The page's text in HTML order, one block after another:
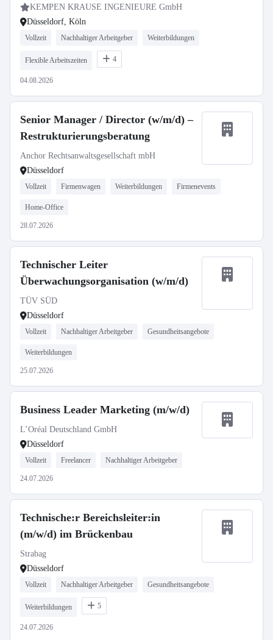
KEMPEN KRAUSE INGENIEURE GmbH
Düsseldorf, Köln
Vollzeit Nachhaltiger Arbeitgeber Weiterbildungen
Flexible Arbeitszeiten 4
04.08.2026
Senior Manager / Director (w/m/d) –
Restrukturierungsberatung
Anchor Rechtsanwaltsgesellschaft mbH
Düsseldorf
Vollzeit Firmenwagen Weiterbildungen Firmenevents
Home-Office
28.07.2026
Technischer Leiter
Überwachungsorganisation (w/m/d)
TÜV SÜD
Düsseldorf
Vollzeit Nachhaltiger Arbeitgeber Gesundheitsangebote
Weiterbildungen
25.07.2026
Business Leader Marketing (m/w/d)
L’Oréal Deutschland GmbH
Düsseldorf
Vollzeit Freelancer Nachhaltiger Arbeitgeber
24.07.2026
Technische:r Bereichsleiter:in
(m/w/d) im Brückenbau
Strabag
Düsseldorf
Vollzeit Nachhaltiger Arbeitgeber Gesundheitsangebote
Weiterbildungen 5
24.07.2026